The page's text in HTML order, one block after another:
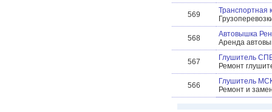
569
Транспортная
568
Автовышка
Аренда
567
Глушитель
Ремонт
566
Глушитель
Ремонт и